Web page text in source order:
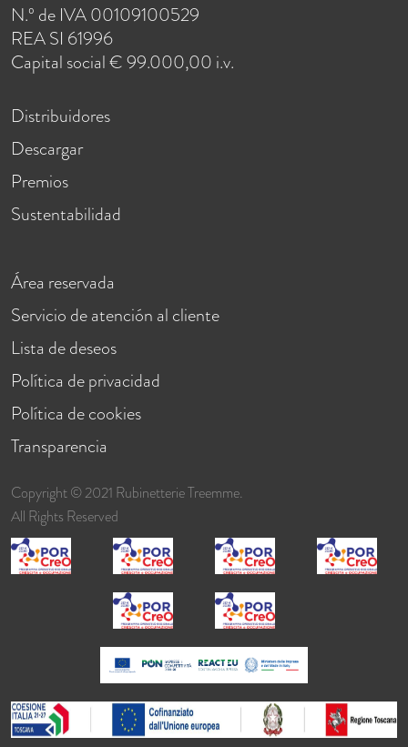
N.º de IVA 00109100529
REA SI 61996
Capital social € 99.000,00 i.v.
Distribuidores
Descargar
Premios
Sustentabilidad
Área reservada
Servicio de atención al cliente
Lista de deseos
Política de privacidad
Política de cookies
Transparencia
Copyright © 2021 Rubinetterie Treemme.
All Rights Reserved